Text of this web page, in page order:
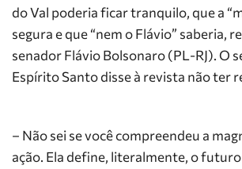
do Val poderia ficar tranquilo, que a
segura e que “nem o Flávio” saberia,
senador Flávio Bolsonaro (PL-RJ). O
Espírito Santo disse à revista não ter
– Não sei se você compreendeu a
ação. Ela define, literalmente, o